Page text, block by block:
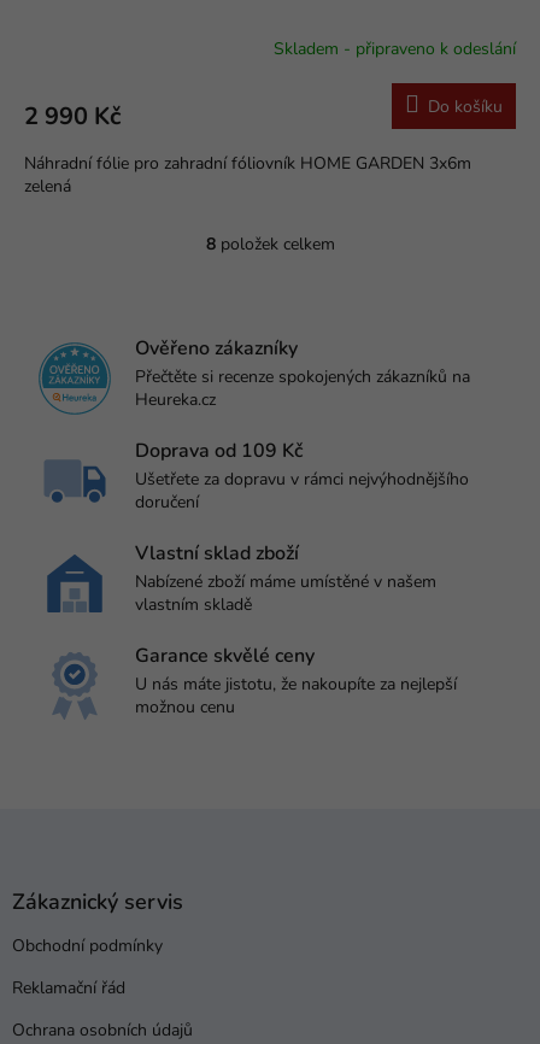
Skladem - připraveno k odeslání
2 990 Kč Do košíku
Náhradní fólie pro zahradní fóliovník HOME GARDEN 3x6m
zelená
O
d
a
c
p
r
v
v
ý
p
u
8položek celkem
Ověřeno zákazníky
Přečtěte si recenze spokojených zákazníků na
Heureka.cz
Doprava od 109 Kč
Ušetřete za dopravu v rámci nejvýhodnějšího
doručení
Vlastní sklad zboží
Nabízené zboží máme umístěné v našem
vlastním skladě
Garance skvělé ceny
U nás máte jistotu, že nakoupíte za nejlepší
možnou cenu
Zákaznický servis
Obchodní podmínky
Reklamační řád
Ochrana osobních údajů